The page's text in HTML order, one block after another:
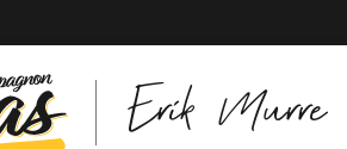
Erik Murre